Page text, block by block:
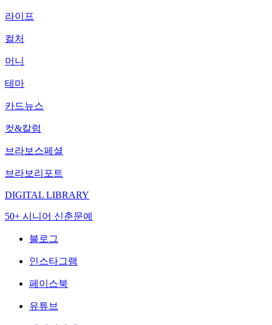
라이프
컬처
머니
테마
카드뉴스
컷&칼럼
브라보스페셜
브라보리포트
DIGITAL LIBRARY
50+ 시니어 신춘문예
블로그
인스타그램
페이스북
유튜브